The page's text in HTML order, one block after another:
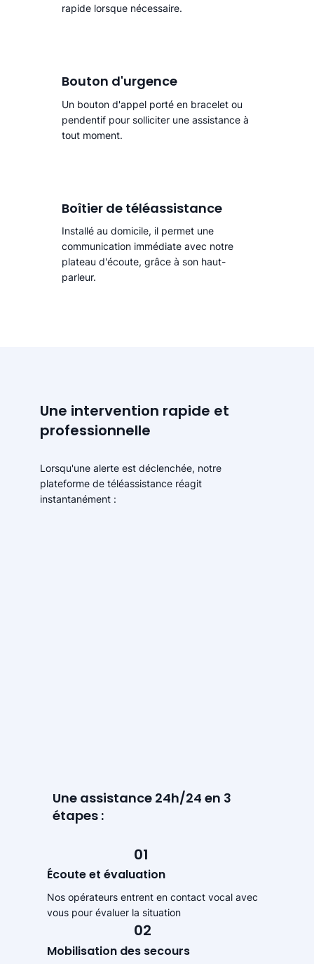
rapide lorsque nécessaire.
Bouton d'urgence
Un bouton d'appel porté en bracelet ou
pendentif pour solliciter une assistance à
tout moment.
Boîtier de téléassistance
Installé au domicile, il permet une
communication immédiate avec notre
plateau d'écoute, grâce à son haut-
parleur.
Une intervention rapide et
professionnelle
Lorsqu'une alerte est déclenchée, notre
plateforme de téléassistance réagit
instantanément :
Une assistance 24h/24 en 3
étapes :
01
Écoute et évaluation
Nos opérateurs entrent en contact vocal avec
vous pour évaluer la situation
02
Mobilisation des secours